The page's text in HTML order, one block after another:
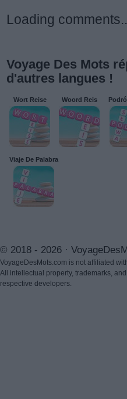
Loading
Voyage Des Mots
d'autres langues !
Wort Reise Woord Reis
Viaje De Palabra
© 2018 - 2026 ·
VoyageDesMots.com is not affiliated
All intellectual property, trademarks,
respective developers.